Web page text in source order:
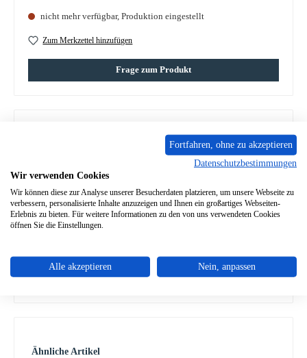
nicht mehr verfügbar, Produktion eingestellt
Zum Merkzettel hinzufügen
Frage zum Produkt
Original Wasserschiff für den Küchenherd Wamsler Typ 130
So…Mehr
Eigenschaften
Angaben zur Produktsicherheit
Produktgalerie überspringen
Ähnliche Artikel
Fortfahren, ohne zu akzeptieren
Datenschutzbestimmungen
Wir verwenden Cookies
Wir können diese zur Analyse unserer Besucherdaten platzieren, um unsere Webseite zu
verbessern, personalisierte Inhalte anzuzeigen und Ihnen ein großartiges Webseiten-
Erlebnis zu bieten. Für weitere Informationen zu den von uns verwendeten Cookies
öffnen Sie die Einstellungen.
Alle akzeptieren Nein, anpassen